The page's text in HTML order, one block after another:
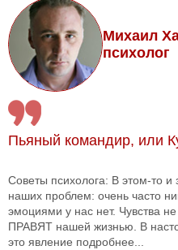
Михаил
психолог
Пьяный командир, или
Советы психолога: В этом-то и
наших проблем: очень часто
эмоциями у нас нет. Чувства
ПРАВЯТ нашей жизнью. В
это явление подробнее...